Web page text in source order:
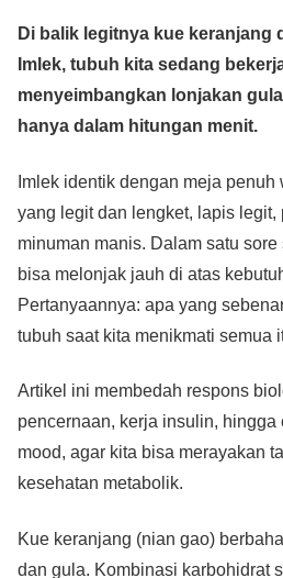
c
e
b
o
k
tt
er
at
s
A
p
e
ss
e
n
er
Di balik legitnya kue keranjang
Imlek, tubuh kita sedang
menyeimbangkan lonjakan
hanya dalam hitungan menit.
Imlek identik dengan meja
yang legit dan lengket, lapis legit,
minuman manis. Dalam satu
bisa melonjak jauh di atas
Pertanyaannya: apa yang
tubuh saat kita menikmati semua
Artikel ini membedah respons
pencernaan, kerja insulin, hingga
mood, agar kita bisa merayakan
kesehatan metabolik.
Kue keranjang (nian gao)
dan gula. Kombinasi karbohidrat